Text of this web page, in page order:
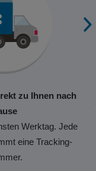
zu Ihnen nach
Werktag. Jede
eine Tracking-